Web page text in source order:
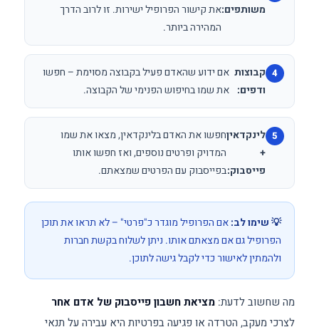
משותפים:את קישור הפרופיל ישירות. זו לרוב הדרך
המהירה ביותר.
קבוצות
ודפים:
אם ידוע שהאדם פעיל בקבוצה מסוימת – חפשו
את שמו בחיפוש הפנימי של הקבוצה.
לינקדאין
+
פייסבוק:
חפשו את האדם בלינקדאין, מצאו את שמו
המדויק ופרטים נוספים, ואז חפשו אותו
בפייסבוק עם הפרטים שמצאתם.
💡 שימו לב:אם הפרופיל מוגדר כ"פרטי" – לא תראו את תוכן
הפרופיל גם אם מצאתם אותו. ניתן לשלוח בקשת חברות
ולהמתין לאישור כדי לקבל גישה לתוכן.
מה שחשוב לדעת: מציאת חשבון פייסבוק של אדם אחר
לצרכי מעקב, הטרדה או פגיעה בפרטיות היא עבירה על תנאי